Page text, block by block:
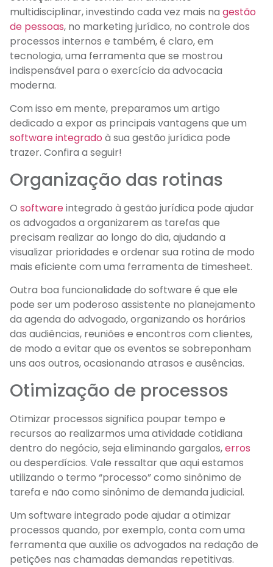
multidisciplinar, investindo cada vez mais na gestão
de pessoas, no marketing jurídico, no controle dos
processos internos e também, é claro, em
tecnologia, uma ferramenta que se mostrou
indispensável para o exercício da advocacia
moderna.
Com isso em mente, preparamos um artigo
dedicado a expor as principais vantagens que um
software integrado à sua gestão jurídica pode
trazer. Confira a seguir!
Organização das rotinas
O softwareintegrado à gestão jurídica pode ajudar
os advogados a organizarem as tarefas que
precisam realizar ao longo do dia, ajudando a
visualizar prioridades e ordenar sua rotina de modo
mais eficiente com uma ferramenta de timesheet.
Outra boa funcionalidade do software é que ele
pode ser um poderoso assistente no planejamento
da agenda do advogado, organizando os horários
das audiências, reuniões e encontros com clientes,
de modo a evitar que os eventos se sobreponham
uns aos outros, ocasionando atrasos e ausências.
Otimização de processos
Otimizar processos significa poupar tempo e
recursos ao realizarmos uma atividade cotidiana
dentro do negócio, seja eliminando gargalos,erros
ou desperdícios. Vale ressaltar que aqui estamos
utilizando o termo “processo” como sinônimo de
tarefa e não como sinônimo de demanda judicial.
Um software integrado pode ajudar a otimizar
processos quando, por exemplo, conta com uma
ferramenta que auxilie os advogados na redação de
petições nas chamadas demandas repetitivas.